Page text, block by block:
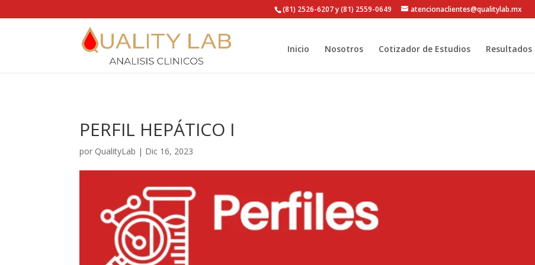
(81) 2526-6207 y (81) 2559-0649 atencionaclientes@qualitylab.mx
Inicio Nosotros Cotizador de Estudios Resultados
PERFIL HEPÁTICO I
por QualityLab | Dic 16, 2023